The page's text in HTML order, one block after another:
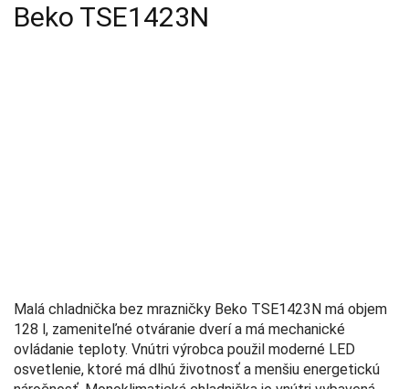
Beko TSE1423N
Malá chladnička bez mrazničky Beko TSE1423N má objem
128 l, zameniteľné otváranie dverí a má mechanické
ovládanie teploty. Vnútri výrobca použil moderné LED
osvetlenie, ktoré má dlhú životnosť a menšiu energetickú